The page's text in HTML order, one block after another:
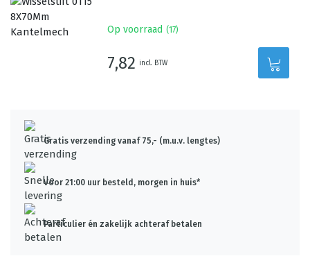
Op voorraad (17)
7,82 incl. BTW
Gratis verzending vanaf 75,- (m.u.v. lengtes)
Voor 21:00 uur besteld, morgen in huis*
Particulier én zakelijk achteraf betalen